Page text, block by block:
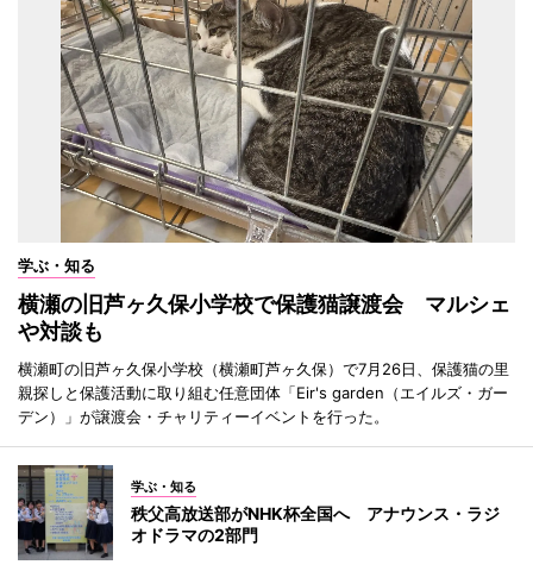
学ぶ・知る
横瀬の旧芦ヶ久保小学校で保護猫譲渡会 マルシェ
や対談も
横瀬町の旧芦ヶ久保小学校（横瀬町芦ヶ久保）で7月26日、保護猫の里
親探しと保護活動に取り組む任意団体「Eir's garden（エイルズ・ガー
デン）」が譲渡会・チャリティーイベントを行った。
学ぶ・知る
秩父高放送部がNHK杯全国へ アナウンス・ラジ
オドラマの2部門